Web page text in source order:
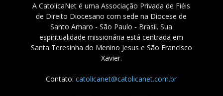
A CatolicaNet é uma Associação Privada de Fiéis
de Direito Diocesano com sede na Diocese de
Santo Amaro - São Paulo - Brasil. Sua
espiritualidade missionária está centrada em
Santa Teresinha do Menino Jesus e São Francisco
Xavier.
Contato:catolicanet@catolicanet.com.br